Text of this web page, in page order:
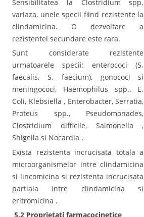
Sensibilitatea la Clostridium spp.
variaza, unele specii fiind rezistente la
clindamicina. O dezvoltare a
rezistentei secundare este rara.
Sunt considerate rezistente
urmatoarele specii: enterococi (S.
faecalis, S. faecium), gonococi si
meningococi, Haemophilus spp., E.
Coli, Klebsiella , Enterobacter, Serratia,
Proteus spp., Pseudomonades,
Clostridium difficile, Salmonella ,
Shigella si Nocardia .
Exista rezistenta incrucisata totala a
microorganismelor intre clindamicina
si lincomicina si rezistenta incrucisata
partiala intre clindamicina si
eritromicina .
5.2 Proprietati farmacocinetice